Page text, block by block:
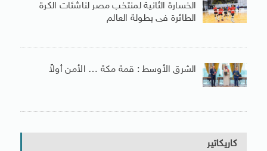
الخسارة الثانية لمنتخب مصر لناشئات الكرة
الطائرة فى بطولة العالم
الشرق الأوسط : قمة مكة … الأمن أولاً
كاريكاتير